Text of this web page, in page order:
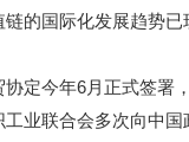
的国际化发展趋势已
今年6月正式签署
业联合会多次向中